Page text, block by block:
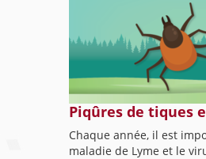
Piqûres de tiques
Chaque année, il est
maladie de Lyme et le